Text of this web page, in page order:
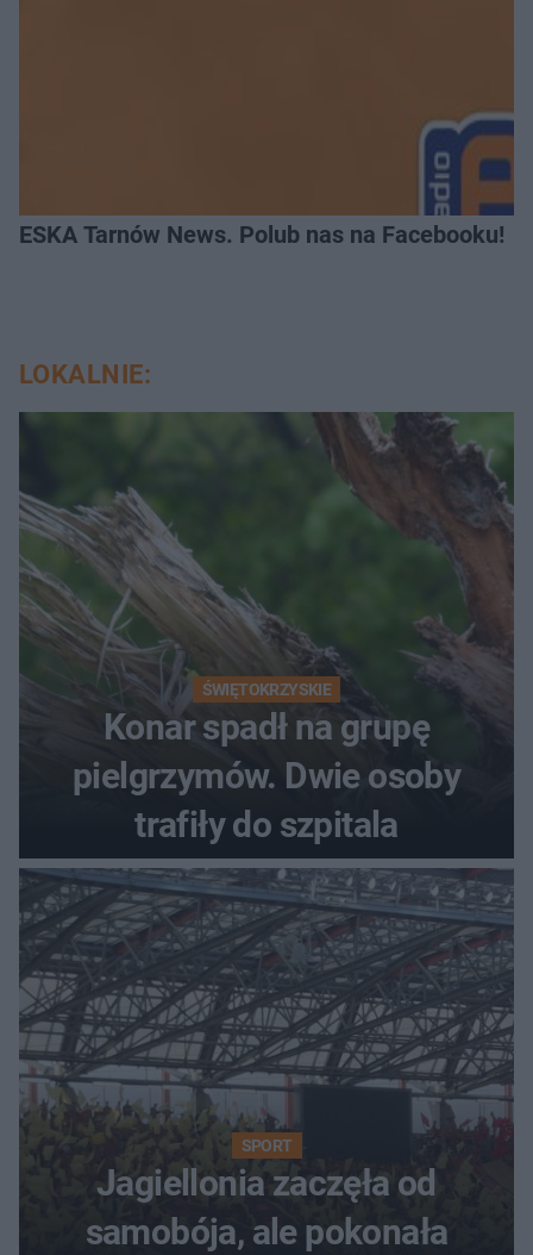
ESKA Tarnów News. Polub nas na Facebooku!
LOKALNIE:
ŚWIĘTOKRZYSKIE
Konar spadł na grupę
pielgrzymów. Dwie osoby
trafiły do szpitala
SPORT
Jagiellonia zaczęła od
samobója, ale pokonała